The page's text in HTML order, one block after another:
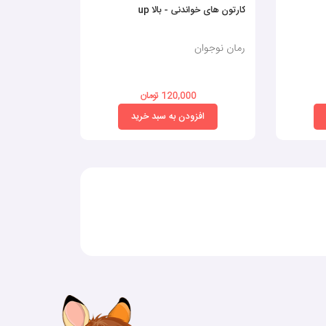
کارتون های خواندنی - بالا up
رمان نوجوان
120,000 تومان
افزودن به سبد خرید